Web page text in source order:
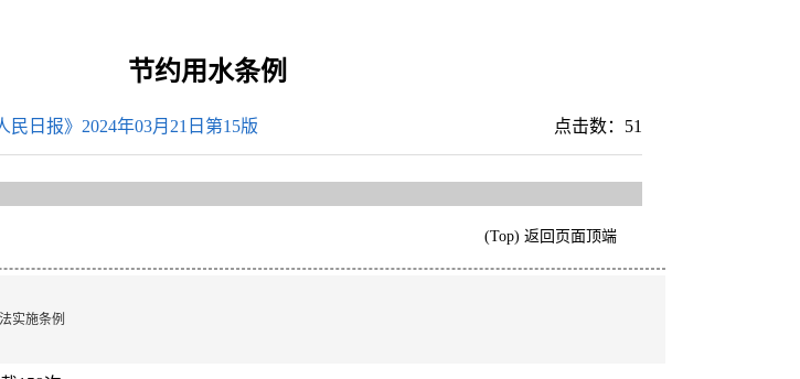
节约用水条例
点击数： 51
民日报》2024年03月21日第15版
(Top) 返回页面顶端
实施条例